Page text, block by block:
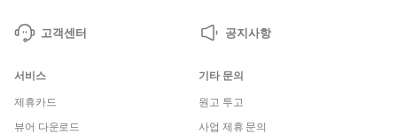
고객센터 공지사항
서비스
제휴카드
뷰어 다운로드
기타 문의
원고 투고
사업 제휴 문의